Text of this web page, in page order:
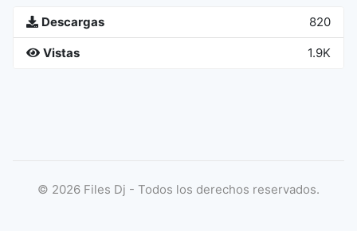
Descargas 820
Vistas 1.9K
© 2026 Files Dj - Todos los derechos reservados.